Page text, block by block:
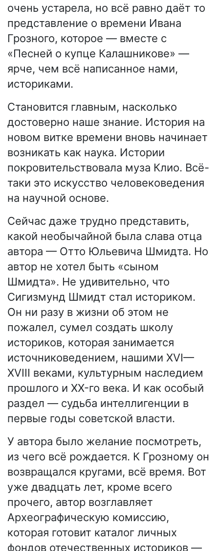
очень устарела, но всё равно даёт то
представление о времени Ивана
Грозного, которое — вместе с
«Песней о купце Калашникове» —
ярче, чем всё написанное нами,
историками.
Становится главным, насколько
достоверно наше знание. История на
новом витке времени вновь начинает
возникать как наука. Истории
покровительствовала муза Клио. Всё-
таки это искусство человековедения
на научной основе.
Сейчас даже трудно представить,
какой необычайной была слава отца
автора — Отто Юльевича Шмидта. Но
автор не хотел быть «сыном
Шмидта». Не удивительно, что
Сигизмунд Шмидт стал историком.
Он ни разу в жизни об этом не
пожалел, сумел создать школу
историков, которая занимается
источниковедением, нашими XVI—
XVIII веками, культурным наследием
прошлого и XX-го века. И как особый
раздел — судьба интеллигенции в
первые годы советской власти.
У автора было желание посмотреть,
из чего всё рождается. К Грозному он
возвращался кругами, всё время. Вот
уже двадцать лет, кроме всего
прочего, автор возглавляет
Археографическую комиссию,
которая готовит каталог личных
фондов отечественных историков —